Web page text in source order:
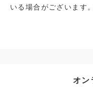
いる場合がございます
オン